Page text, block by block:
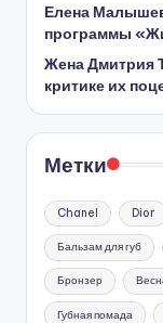
Елена
программы
Жена Дмитрия
критике их
Метки
Chanel Dior
Бальзам для губ
Бронзер
Губная помада